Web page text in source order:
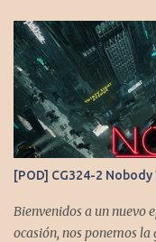
asegurar que, al menos
tipo de contenido,
otros doce juegos
hermanos
películas de animación
Contra o Metal Slug)
calidad es insuperable.
variedad de jefes,
estupenda. Es un título
alta dificultad...
[POD] CG324-2
Bienvenidos a un nuevo
ocasión, nos ponemos